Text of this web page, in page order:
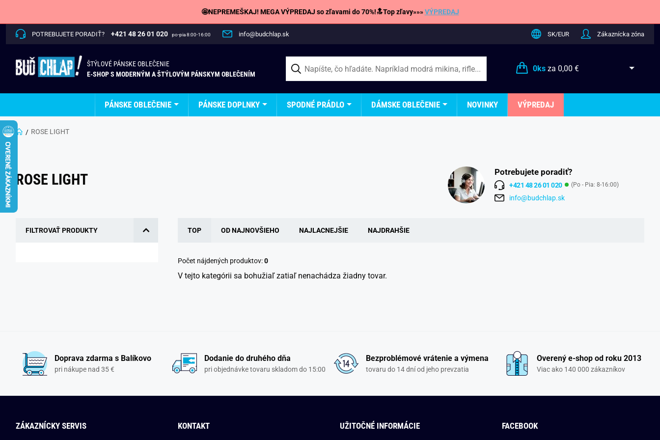
🤩NEPREMEŠKAJ! MEGA VÝPREDAJ so zľavami do 70%!🔝Top zľavy»»»VÝPREDAJ
POTREBUJETE PORADIŤ? +421 48 26 01 020 po-pia 8:00-16:00 info@budchlap.sk SK/EUR Zákaznícka zóna
ŠTÝLOVÉ PÁNSKE OBLEČENIE
E-SHOP S MODERNÝM A ŠTÝLOVÝM PÁNSKYM OBLEČENÍM
0ksza 0,00 €
PÁNSKE OBLEČENIE PÁNSKE DOPLNKY SPODNÉ PRÁDLO DÁMSKE OBLEČENIE NOVINKY VÝPREDAJ
ROSE LIGHT
ROSE LIGHT Potrebujete poradiť?
+421 48 26 01 020 (Po - Pia: 8-16:00)
info@budchlap.sk
FILTROVAŤ PRODUKTY TOP OD NAJNOVŠIEHO NAJLACNEJŠIE NAJDRAHŠIE
Počet nájdených produktov:0
V tejto kategórii sa bohužiaľ zatiaľ nenachádza žiadny tovar.
Doprava zdarma s Balíkovo
pri nákupe nad 35 €
Dodanie do druhého dňa
pri objednávke tovaru skladom do 15:00
Bezproblémové vrátenie a výmena
tovaru do 14 dní od jeho prevzatia
Overený e-shop od roku 2013
Viac ako 140 000 zákazníkov
ZÁKAZNÍCKY SERVIS KONTAKT UŽITOČNÉ INFORMÁCIE FACEBOOK